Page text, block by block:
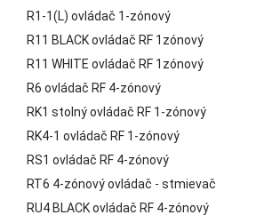
R1-1(L) ovládač 1-zónový
R11 BLACK ovládač RF 1zónový
R11 WHITE ovládač RF 1zónový
R6 ovládač RF 4-zónový
RK1 stolný ovládač RF 1-zónový
RK4-1 ovládač RF 1-zónový
RS1 ovládač RF 4-zónový
RT6 4-zónový ovládač - stmievač
RU4 BLACK ovládač RF 4-zónový